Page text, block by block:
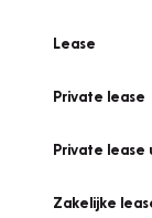
Lease
Private lease
Private lease
Zakelijke